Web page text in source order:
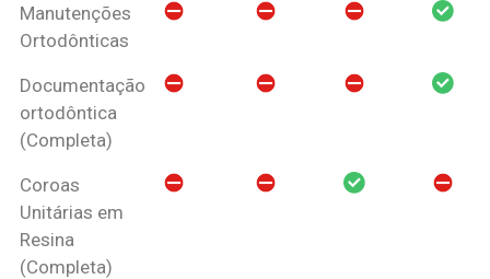
Manutenções
Ortodônticas
Documentação
ortodôntica
(Completa)
Coroas
Unitárias em
Resina
(Completa)